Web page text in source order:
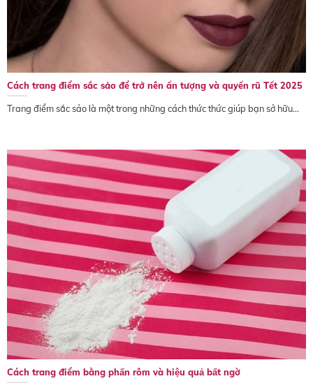
Cách trang điểm sắc sảo để trở nên ấn tượng và quyến rũ Tết 2025
Trang điểm sắc sảo là một trong những cách thức thức giúp bạn sở hữu...
Cách trang điểm bằng phấn rôm và hiệu quả bất ngờ